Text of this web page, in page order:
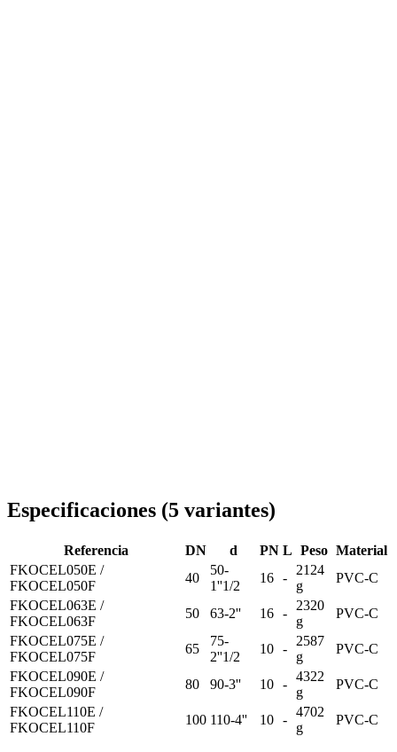
Especificaciones (5 variantes)
Referencia DN d PN L Peso Material
FKOCEL050E /
FKOCEL050F
40
50-
1''1/2
16 -
2124
g
PVC-C
FKOCEL063E /
FKOCEL063F
50 63-2'' 16 -
2320
g
PVC-C
FKOCEL075E /
FKOCEL075F
65
75-
2''1/2
10 -
2587
g
PVC-C
FKOCEL090E /
FKOCEL090F
80 90-3'' 10 -
4322
g
PVC-C
FKOCEL110E /
FKOCEL110F
100 110-4'' 10 -
4702
g
PVC-C